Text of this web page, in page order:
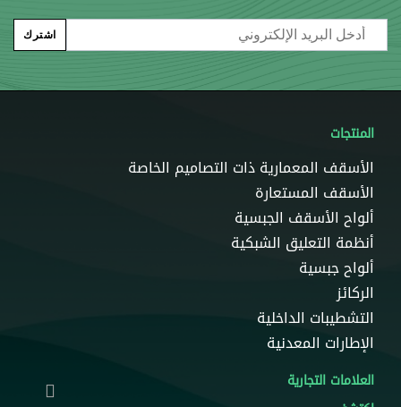
اشترك Email
المنتجات
الأسقف المعمارية ذات التصاميم الخاصة
الأسقف المستعارة
ألواح الأسقف الجبسية
أنظمة التعليق الشبكية
ألواح جبسية
الركائز
التشطيبات الداخلية
الإطارات المعدنية
العلامات التجارية